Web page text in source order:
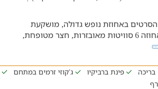
באחוזת נופש גדולה, מושקעת
ואיכותית בחד נס. באחוזה 6 סוויטות מאובזרות, חצר מטופחת,
בריכה פינת ברביקיו ג'קוזי זרמים במתחם